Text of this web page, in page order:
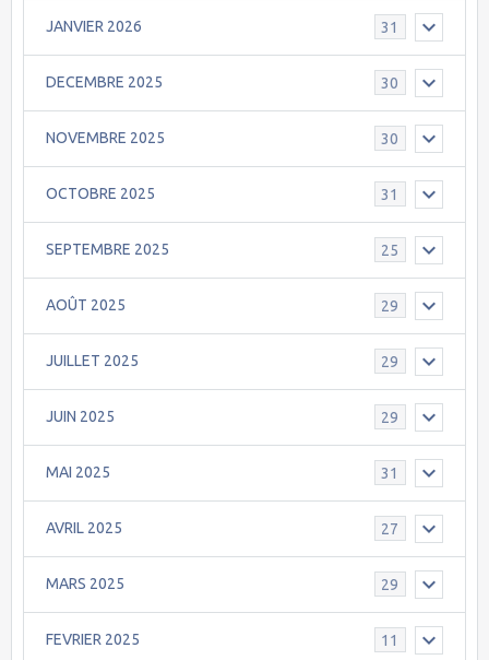
JANVIER 2026 31
DECEMBRE 2025 30
NOVEMBRE 2025 30
OCTOBRE 2025 31
SEPTEMBRE 2025 25
AOÛT 2025 29
JUILLET 2025 29
JUIN 2025 29
MAI 2025 31
AVRIL 2025 27
MARS 2025 29
FEVRIER 2025 11